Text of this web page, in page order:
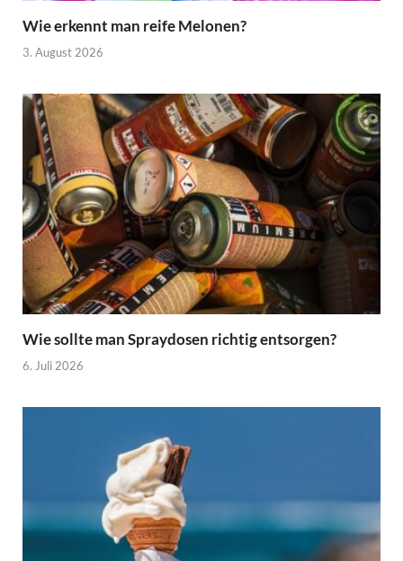
Wie erkennt man reife Melonen?
3. August 2026
Wie sollte man Spraydosen richtig entsorgen?
6. Juli 2026